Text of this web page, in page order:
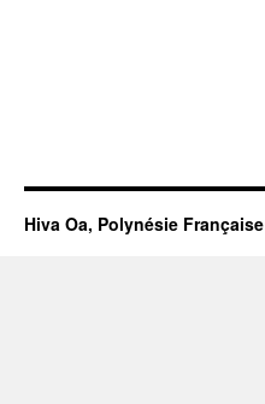
Hiva Oa, Polynésie Française